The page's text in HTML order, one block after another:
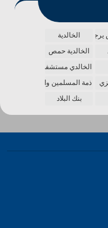
الخالدية
الخالدية حمص
الخالدي مستشفى
ذمة المسلمين واحدة
بنك البلاد